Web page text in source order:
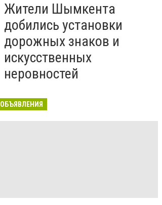
Жители Шымкента
добились установки
дорожных знаков и
искусственных
неровностей
ОБЪЯВЛЕНИЯ